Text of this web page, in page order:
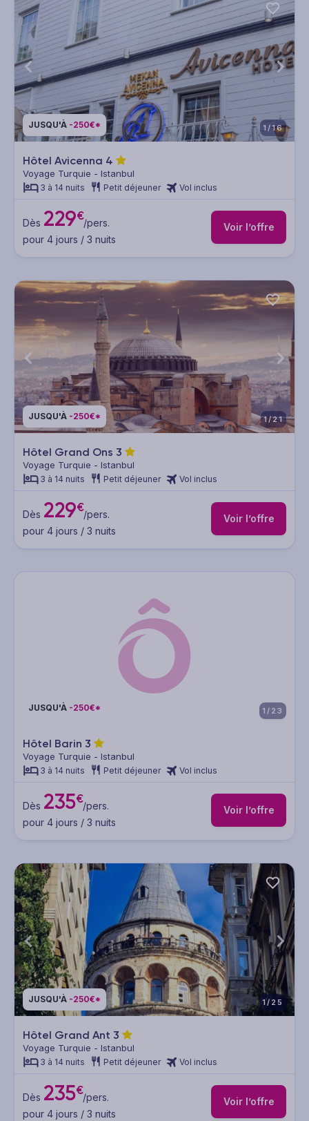
JUSQU'À -250€* 1/16
Hôtel Avicenna 4
Voyage Turquie - Istanbul
3 à 14 nuits Petit déjeuner Vol inclus
Dès 229€/pers.
pour 4 jours / 3 nuits
Voir l’offre
JUSQU'À -250€* 1/21
Hôtel Grand Ons 3
Voyage Turquie - Istanbul
3 à 14 nuits Petit déjeuner Vol inclus
Dès 229€/pers.
pour 4 jours / 3 nuits
Voir l’offre
JUSQU'À -250€* 1/23
Hôtel Barin 3
Voyage Turquie - Istanbul
3 à 14 nuits Petit déjeuner Vol inclus
Dès 235€/pers.
pour 4 jours / 3 nuits
Voir l’offre
JUSQU'À -250€* 1/25
Hôtel Grand Ant 3
Voyage Turquie - Istanbul
3 à 14 nuits Petit déjeuner Vol inclus
Dès 235€/pers.
pour 4 jours / 3 nuits
Voir l’offre